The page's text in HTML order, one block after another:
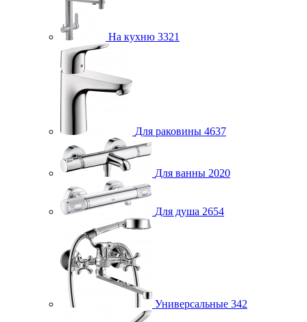
На кухню 3321
Для раковины 4637
Для ванны 2020
Для душа 2654
Универсальные 342